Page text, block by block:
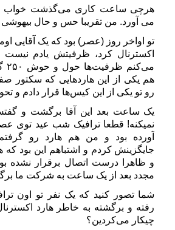
هرچی ساعت کاری می‌گذشت خواب
می آورد. من تقریبا حس و حال بیهوشی
تو اواخر روز (عصر) بود که یک آقایی
اکسترنال کرد، ظرفیتش یادم نیست
هم یکی از این هاردهایی که
رو تو یکی از این کیس‌ها قرار دادم و
یک ساعت بعد این آقا برگشت و
نمیکنه! قطعا ترافیک شب عید توی
آورده بود و من هم هارد رو
جایگزینش کردم و اشتباهم این بود
و ظاهرا درست اتصال برقرار نشده
مجدد بعد از یک ساعت به شرکت ما
شما تصور کنید که یک نفر تو اون
رفته و برگشته به خاطر هارد
چیکار می‌کردین؟